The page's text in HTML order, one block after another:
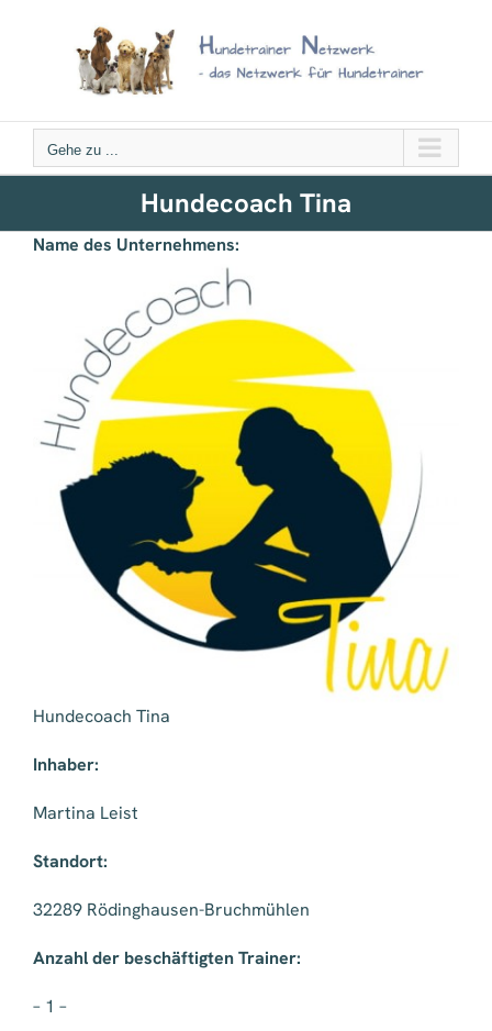
Gehe zu ...
Hundecoach Tina
Name des Unternehmens:
Hundecoach Tina
Inhaber:
Martina Leist
Standort:
32289 Rödinghausen-Bruchmühlen
Anzahl der beschäftigten Trainer:
– 1 –